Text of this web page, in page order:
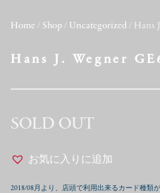
Home / Shop / Uncategorized / Hans
Hans J. Wegner
SOLD OUT
お気に入りに追加
2018/08月より、店頭で利用出来るカード種類